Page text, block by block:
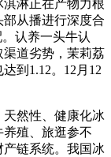
淋正在产物力根
从播进行深度合
认养一头牛认
道劣势，茉莉荔
到1.12。12月12
然性、健康化冰
殖、旅逛参不
链系统。我国冰